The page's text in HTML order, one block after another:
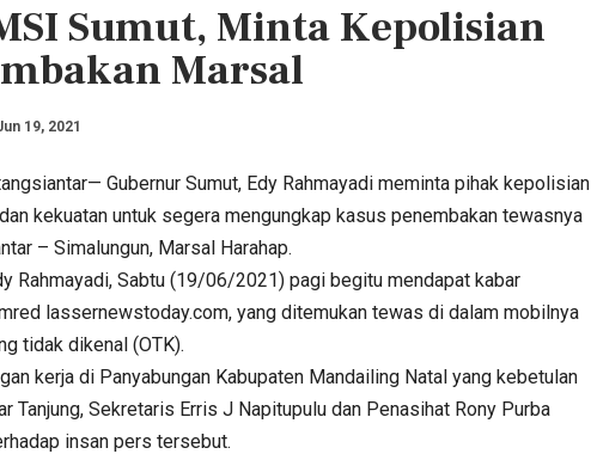
Sumut, Minta Kepolisian
Marsal
19, 2021
Gubernur Sumut, Edy Rahmayadi meminta pihak kepolisian
kekuatan untuk segera mengungkap kasus penembakan tewasnya
– Simalungun, Marsal Harahap.
Rahmayadi, Sabtu (19/06/2021) pagi begitu mendapat kabar
lassernewstoday.com, yang ditemukan tewas di dalam mobilnya
tidak dikenal (OTK).
kerja di Panyabungan Kabupaten Mandailing Natal yang kebetulan
Tanjung, Sekretaris Erris J Napitupulu dan Penasihat Rony Purba
insan pers tersebut.
HEADLINE
Ke 28. DPC PKB
Gelar Giat Jum’at
Barokah
HEADLINE
Kepala BGN Wanti—Wanti SPPG
Beras SPHP,…